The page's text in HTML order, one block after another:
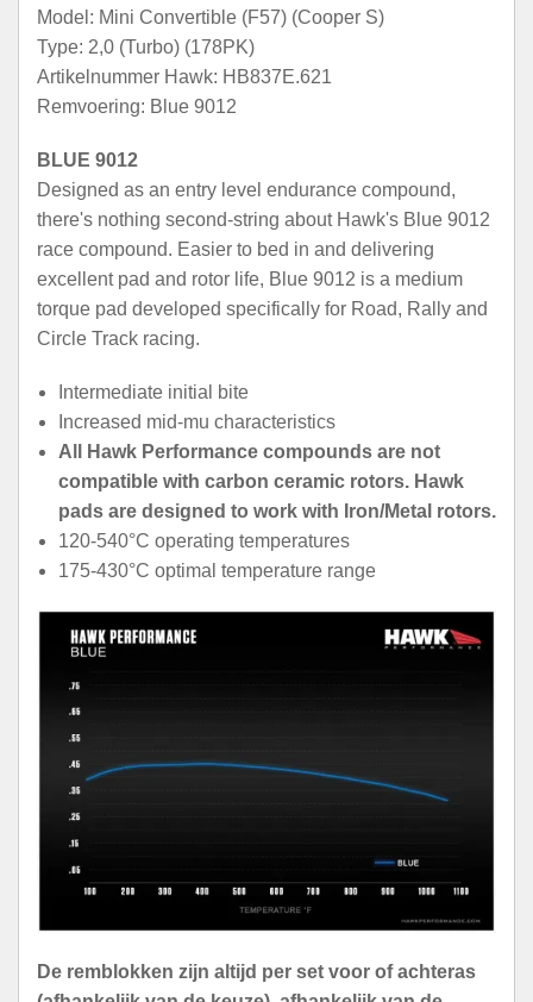
Model: Mini Convertible (F57) (Cooper S)
Type: 2,0 (Turbo) (178PK)
Artikelnummer Hawk: HB837E.621
Remvoering: Blue 9012
BLUE 9012
Designed as an entry level endurance compound,
there's nothing second-string about Hawk's Blue 9012
race compound. Easier to bed in and delivering
excellent pad and rotor life, Blue 9012 is a medium
torque pad developed specifically for Road, Rally and
Circle Track racing.
Intermediate initial bite
Increased mid-mu characteristics
All Hawk Performance compounds are not
compatible with carbon ceramic rotors. Hawk
pads are designed to work with Iron/Metal rotors.
120-540°C operating temperatures
175-430°C optimal temperature range
De remblokken zijn altijd per set voor of achteras